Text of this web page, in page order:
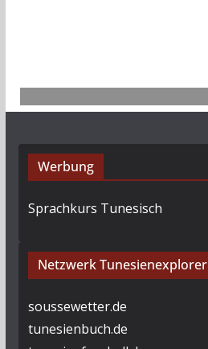
Werbung
Sprachkurs Tunesisch
Netzwerk Tunesienexplorer
soussewetter.de
tunesienbuch.de